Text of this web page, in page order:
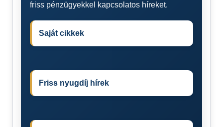
friss pénzügyekkel kapcsolatos híreket.
Saját cikkek
Friss nyugdíj hírek